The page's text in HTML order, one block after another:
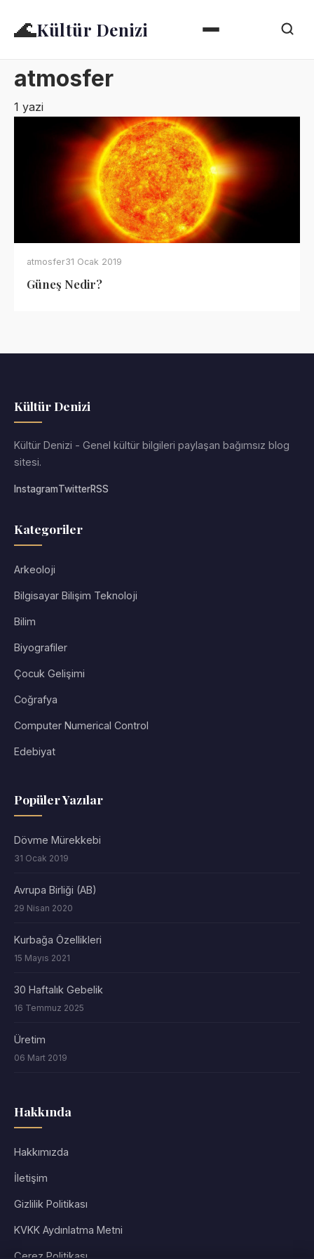
🌊Kültür Denizi
atmosfer
1 yazi
atmosfer31 Ocak 2019
Güneş Nedir?
Kültür Denizi
Kültür Denizi - Genel kültür bilgileri paylaşan bağımsız blog
sitesi.
InstagramTwitterRSS
Kategoriler
Arkeoloji
Bilgisayar Bilişim Teknoloji
Bilim
Biyografiler
Çocuk Gelişimi
Coğrafya
Computer Numerical Control
Edebiyat
Popüler Yazılar
Dövme Mürekkebi
31 Ocak 2019
Avrupa Birliği (AB)
29 Nisan 2020
Kurbağa Özellikleri
15 Mayıs 2021
30 Haftalık Gebelik
16 Temmuz 2025
Üretim
06 Mart 2019
Hakkında
Hakkımızda
İletişim
Gizlilik Politikası
KVKK Aydınlatma Metni
Çerez Politikası